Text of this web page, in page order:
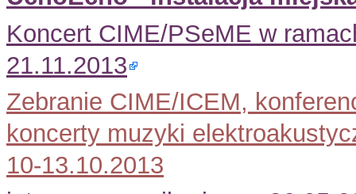
Koncert CIME/PSeME w
21.11.2013
Zebranie CIME/ICEM,
koncerty muzyki
10-13.10.2013